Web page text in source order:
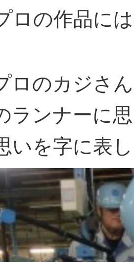
ロの作品に
ロのカジさ
ランナーに
いを字に表